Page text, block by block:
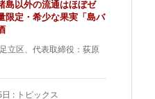
島以外の流通はほぼゼ
限定・希少な果実「島バ
立区、代表取締役：荻原
: トピックス